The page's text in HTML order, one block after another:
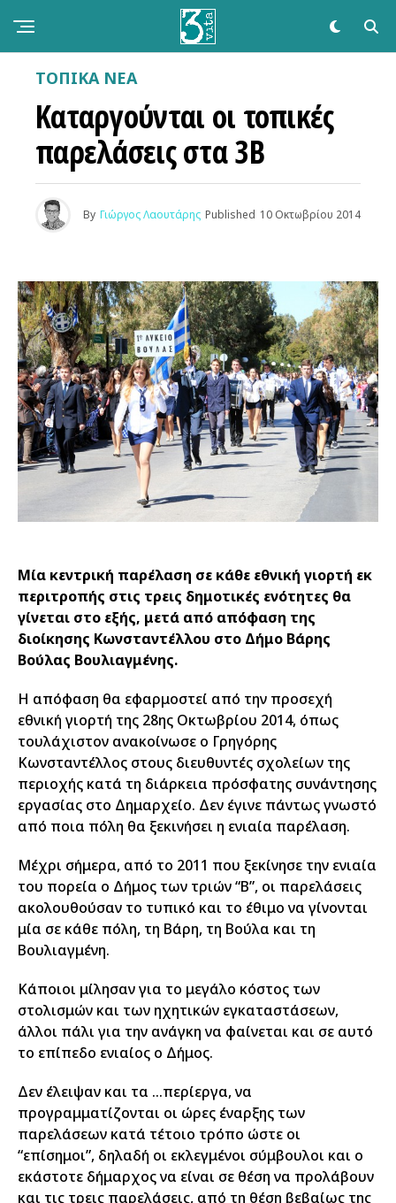
ΤΟΠΙΚΑ ΝΕΑ
Καταργούνται οι τοπικές
παρελάσεις στα 3Β
By Γιώργος Λαουτάρης Published 10 Οκτωβρίου 2014
Μία κεντρική παρέλαση σε κάθε εθνική γιορτή εκ
περιτροπής στις τρεις δημοτικές ενότητες θα
γίνεται στο εξής, μετά από απόφαση της
διοίκησης Κωνσταντέλλου στο Δήμο Βάρης
Βούλας Βουλιαγμένης.
Η απόφαση θα εφαρμοστεί από την προσεχή
εθνική γιορτή της 28ης Οκτωβρίου 2014, όπως
τουλάχιστον ανακοίνωσε ο Γρηγόρης
Κωνσταντέλλος στους διευθυντές σχολείων της
περιοχής κατά τη διάρκεια πρόσφατης συνάντησης
εργασίας στο Δημαρχείο. Δεν έγινε πάντως γνωστό
από ποια πόλη θα ξεκινήσει η ενιαία παρέλαση.
Μέχρι σήμερα, από το 2011 που ξεκίνησε την ενιαία
του πορεία ο Δήμος των τριών “Β”, οι παρελάσεις
ακολουθούσαν το τυπικό και το έθιμο να γίνονται
μία σε κάθε πόλη, τη Βάρη, τη Βούλα και τη
Βουλιαγμένη.
Κάποιοι μίλησαν για το μεγάλο κόστος των
στολισμών και των ηχητικών εγκαταστάσεων,
άλλοι πάλι για την ανάγκη να φαίνεται και σε αυτό
το επίπεδο ενιαίος ο Δήμος.
Δεν έλειψαν και τα …περίεργα, να
προγραμματίζονται οι ώρες έναρξης των
παρελάσεων κατά τέτοιο τρόπο ώστε οι
“επίσημοι”, δηλαδή οι εκλεγμένοι σύμβουλοι και ο
εκάστοτε δήμαρχος να είναι σε θέση να προλάβουν
και τις τρεις παρελάσεις, από τη θέση βεβαίως της